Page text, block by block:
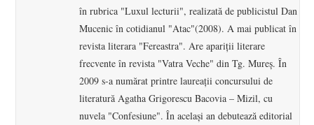
în rubrica "Luxul lecturii", realizată de publicistul Dan
Mucenic în cotidianul "Atac"(2008). A mai publicat în
revista literara "Fereastra". Are apariţii literare
frecvente în revista "Vatra Veche" din Tg. Mureş. În
2009 s-a numărat printre laureații concursului de
literatură Agatha Grigorescu Bacovia – Mizil, cu
nuvela "Confesiune". În acelaşi an debutează editorial